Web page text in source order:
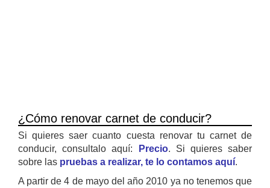
¿Cómo renovar carnet de conducir?
Si quieres saer cuanto cuesta renovar tu carnet de
conducir, consultalo aquí:
Precio. Si quieres saber
sobre las pruebas a realizar, te lo contamos aquí.
A partir de 4 de mayo del año 2010 ya no tenemos que